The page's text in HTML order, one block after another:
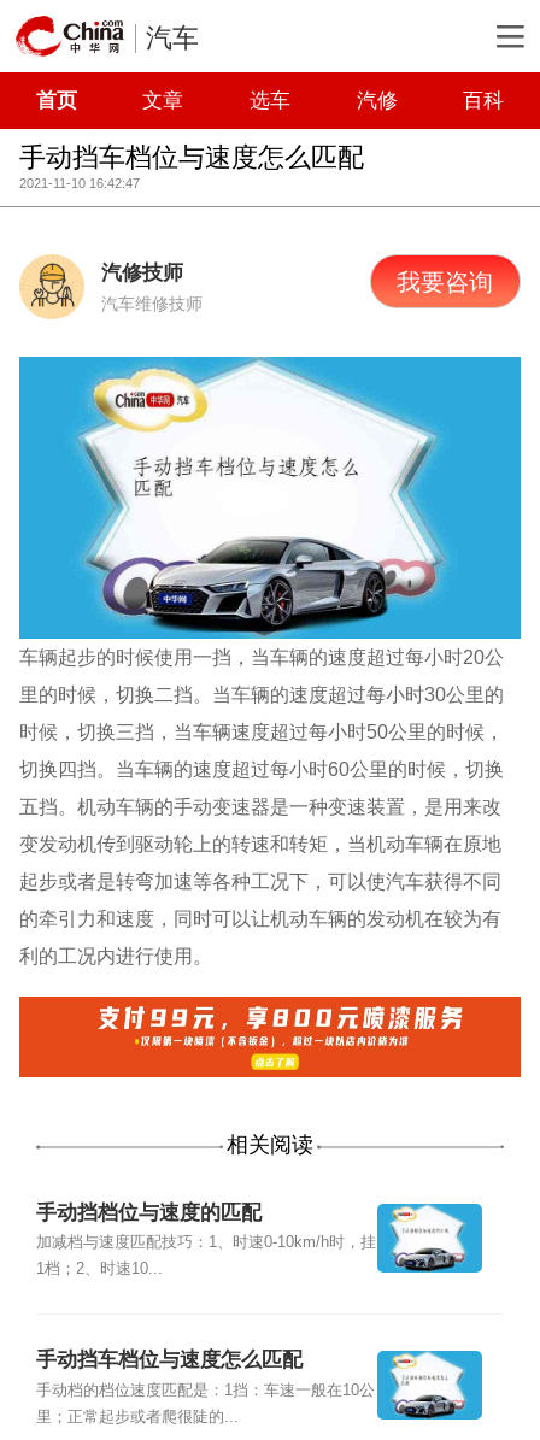
汽车
首页 文章 选车 汽修 百科
手动挡车档位与速度怎么匹配
2021-11-10 16:42:47
汽修技师
汽车维修技师
我要咨询
车辆起步的时候使用一挡，当车辆的速度超过每小时20公
里的时候，切换二挡。当车辆的速度超过每小时30公里的
时候，切换三挡，当车辆速度超过每小时50公里的时候，
切换四挡。当车辆的速度超过每小时60公里的时候，切换
五挡。机动车辆的手动变速器是一种变速装置，是用来改
变发动机传到驱动轮上的转速和转矩，当机动车辆在原地
起步或者是转弯加速等各种工况下，可以使汽车获得不同
的牵引力和速度，同时可以让机动车辆的发动机在较为有
利的工况内进行使用。
相关阅读
手动挡档位与速度的匹配
加减档与速度匹配技巧：1、时速0-10km/h时，挂
1档；2、时速10...
手动挡车档位与速度怎么匹配
手动档的档位速度匹配是：1挡：车速一般在10公
里；正常起步或者爬很陡的...